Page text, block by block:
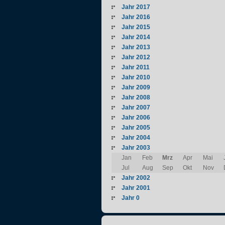
Jahr 2017
Jahr 2016
Jahr 2015
Jahr 2014
Jahr 2013
Jahr 2012
Jahr 2011
Jahr 2010
Jahr 2009
Jahr 2008
Jahr 2007
Jahr 2006
Jahr 2005
Jahr 2004
Jahr 2003
Jan
Feb Mrz Apr Mai
Jul
Aug Sep Okt Nov
Jahr 2002
Jahr 2001
Jahr 0